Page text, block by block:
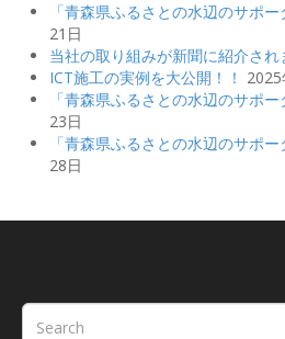
「青森県ふるさとの水辺のサポ
21日
当社の取り組みが新聞に紹介され
ICT施工の実例を大公開！！
「青森県ふるさとの水辺のサポ
23日
「青森県ふるさとの水辺のサポ
28日